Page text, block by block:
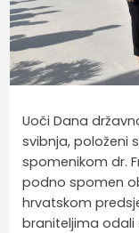
Uoči Dana
svibnja, položeni
spomenikom dr.
podno spomen
hrvatskom
braniteljima odali